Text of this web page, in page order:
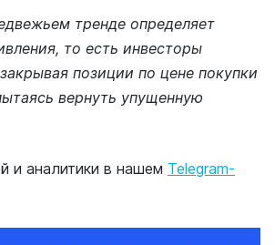
тренде определяет
то есть инвесторы
позиции по цене покупки
вернуть упущенную
и аналитики в нашем Telegram-